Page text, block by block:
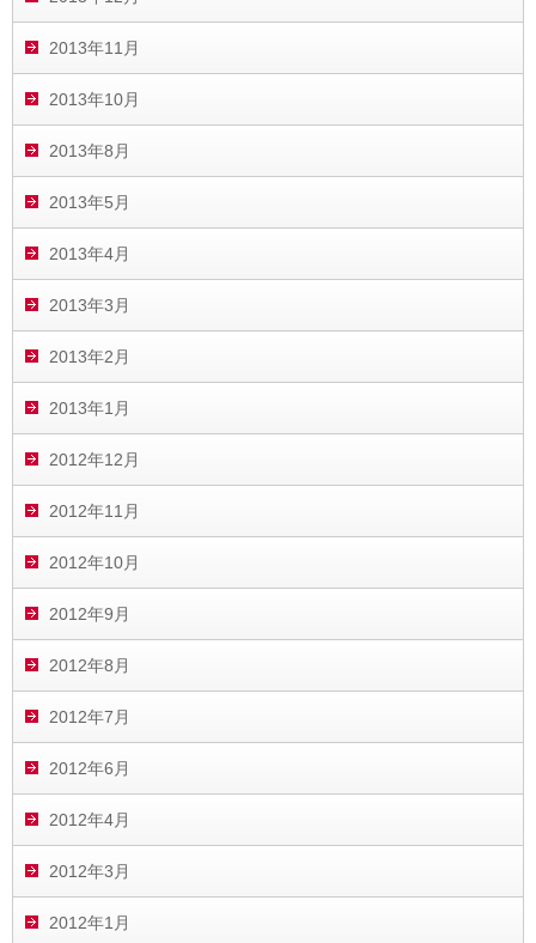
2013年11月
2013年10月
2013年8月
2013年5月
2013年4月
2013年3月
2013年2月
2013年1月
2012年12月
2012年11月
2012年10月
2012年9月
2012年8月
2012年7月
2012年6月
2012年4月
2012年3月
2012年1月